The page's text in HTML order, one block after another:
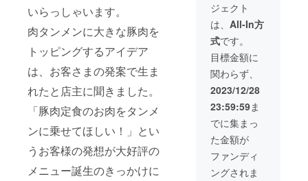
いらっしゃいます。
肉タンメンに大きな豚肉を
トッピングするアイデア
は、お客さまの発案で生ま
れたと店主に聞きました。
「豚肉定食のお肉をタンメ
ンに乗せてほしい！」とい
うお客様の発想が大好評の
メニュー誕生のきっかけに
く場合
がござ
いま
す。詳
しくは
本文の
「■リ
ターン
品につ
いて」
をご覧
くださ
い。
引き上
げるこ
とがで
きま
す。
「上乗
せ支援
で応援
しよ
う」の
欄があ
ります
のでご
検討い
ただけ
ますと
の
シュー
マイ・
ことり
餃子・
スポト
レ餃子
／８ヵ
月（約
240日）
※冷凍保
存時 ※
支援金
額は支
援者さ
まが支
（冷
凍） ■
スポト
レ餃子
１袋
16個入
（冷
凍） を
お送り
いたし
ます。
【消費
期限】
・冷凍
肉タン
メン／
ンメ
ン 2食
入（冷
凍） ■
幻の肉
餃子１
袋 ８
個入
（冷
凍） ■
幻の
シュー
マイ１
袋 10
個入
（冷
ジェクト
は、 All-In方
式です。
目標金額に
関わらず、
2023/12/28
23:59:59ま
でに集まっ
た金額が
ファンディ
ングされま